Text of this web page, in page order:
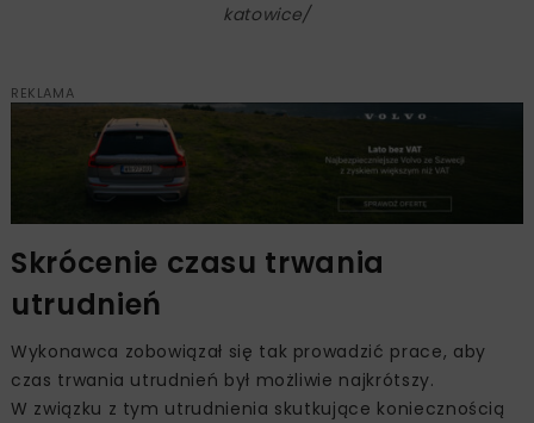
katowice/
REKLAMA
Skrócenie czasu trwania
utrudnień
Wykonawca zobowiązał się tak prowadzić prace, aby
czas trwania utrudnień był możliwie najkrótszy.
W związku z tym utrudnienia skutkujące koniecznością